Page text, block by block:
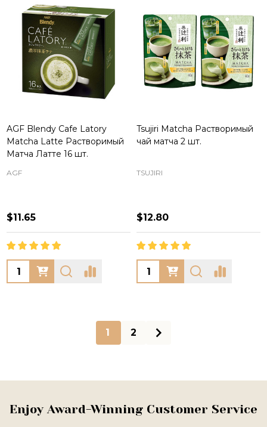
AGF Blendy Cafe Latory
Matcha Latte Растворимый
Матча Латте 16 шт.
AGF
$11.65
Quantity:
Tsujiri Matcha Растворимый
чай матча 2 шт.
TSUJIRI
$12.80
Quantity:
1 2
Footer
Enjoy Award-Winning Customer Service